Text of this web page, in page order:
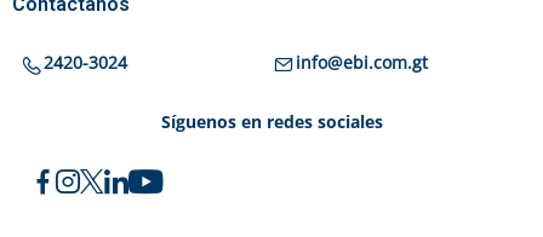
2420-3024 info@ebi.com.gt
Síguenos en redes sociales